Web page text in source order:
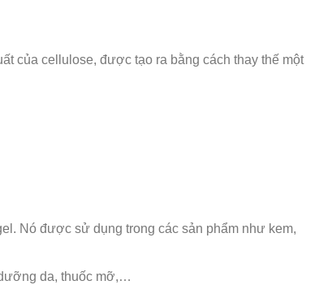
của cellulose, được tạo ra bằng cách thay thế một
Nó được sử dụng trong các sản phẩm như kem,
da, thuốc mỡ,…